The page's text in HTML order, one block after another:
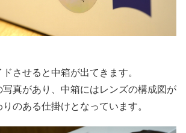
させると中箱が出てきます。
真があり、中箱にはレンズの構成図が
のある仕掛けとなっています。